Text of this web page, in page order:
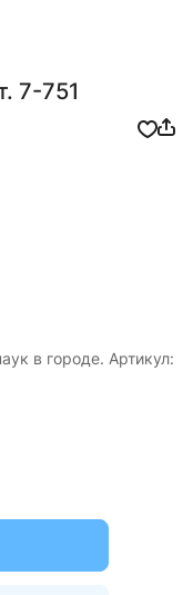
7-751
в городе. Артикул: